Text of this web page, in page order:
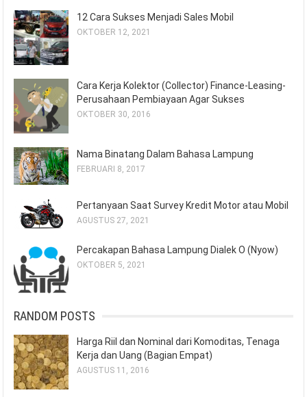
12 Cara Sukses Menjadi Sales Mobil
OKTOBER 12, 2021
Cara Kerja Kolektor (Collector) Finance-Leasing-
Perusahaan Pembiayaan Agar Sukses
OKTOBER 30, 2016
Nama Binatang Dalam Bahasa Lampung
FEBRUARI 8, 2017
Pertanyaan Saat Survey Kredit Motor atau Mobil
AGUSTUS 27, 2021
Percakapan Bahasa Lampung Dialek O (Nyow)
OKTOBER 5, 2021
RANDOM POSTS
Harga Riil dan Nominal dari Komoditas, Tenaga
Kerja dan Uang (Bagian Empat)
AGUSTUS 11, 2016